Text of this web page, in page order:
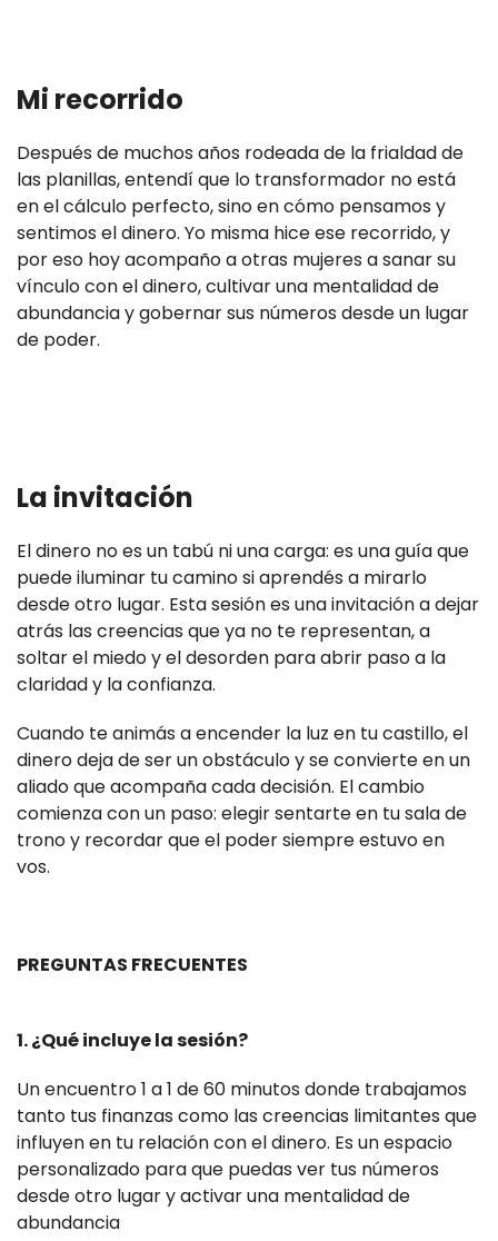
Mi recorrido
Después de muchos años rodeada de la frialdad de
las planillas, entendí que lo transformador no está
en el cálculo perfecto, sino en cómo pensamos y
sentimos el dinero. Yo misma hice ese recorrido, y
por eso hoy acompaño a otras mujeres a sanar su
vínculo con el dinero, cultivar una mentalidad de
abundancia y gobernar sus números desde un lugar
de poder.
La invitación
El dinero no es un tabú ni una carga: es una guía que
puede iluminar tu camino si aprendés a mirarlo
desde otro lugar. Esta sesión es una invitación a dejar
atrás las creencias que ya no te representan, a
soltar el miedo y el desorden para abrir paso a la
claridad y la confianza.
Cuando te animás a encender la luz en tu castillo, el
dinero deja de ser un obstáculo y se convierte en un
aliado que acompaña cada decisión. El cambio
comienza con un paso: elegir sentarte en tu sala de
trono y recordar que el poder siempre estuvo en
vos.
PREGUNTAS FRECUENTES
1. ¿Qué incluye la sesión?
Un encuentro 1 a 1 de 60 minutos donde trabajamos
tanto tus finanzas como las creencias limitantes que
influyen en tu relación con el dinero. Es un espacio
personalizado para que puedas ver tus números
desde otro lugar y activar una mentalidad de
abundancia